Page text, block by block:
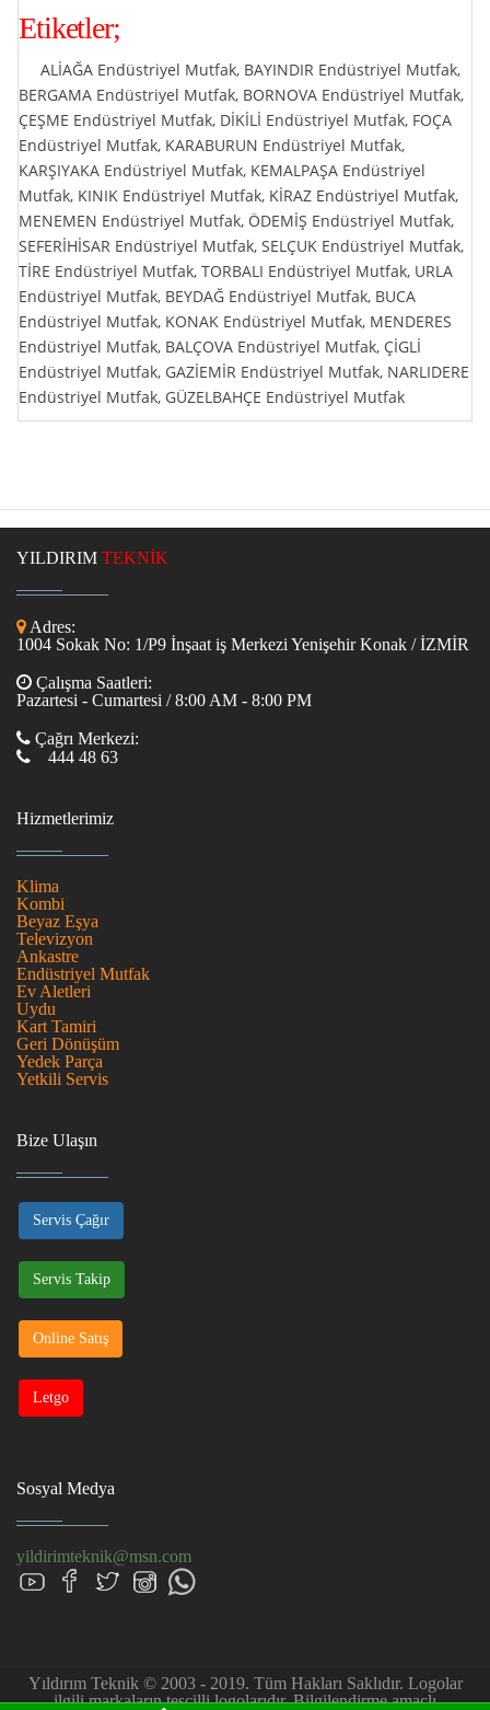
Etiketler;
ALİAĞA Endüstriyel Mutfak, BAYINDIR Endüstriyel Mutfak,
BERGAMA Endüstriyel Mutfak, BORNOVA Endüstriyel Mutfak,
ÇEŞME Endüstriyel Mutfak, DİKİLİ Endüstriyel Mutfak, FOÇA
Endüstriyel Mutfak, KARABURUN Endüstriyel Mutfak,
KARŞIYAKA Endüstriyel Mutfak, KEMALPAŞA Endüstriyel
Mutfak, KINIK Endüstriyel Mutfak, KİRAZ Endüstriyel Mutfak,
MENEMEN Endüstriyel Mutfak, ÖDEMİŞ Endüstriyel Mutfak,
SEFERİHİSAR Endüstriyel Mutfak, SELÇUK Endüstriyel Mutfak,
TİRE Endüstriyel Mutfak, TORBALI Endüstriyel Mutfak, URLA
Endüstriyel Mutfak, BEYDAĞ Endüstriyel Mutfak, BUCA
Endüstriyel Mutfak, KONAK Endüstriyel Mutfak, MENDERES
Endüstriyel Mutfak, BALÇOVA Endüstriyel Mutfak, ÇİGLİ
Endüstriyel Mutfak, GAZİEMİR Endüstriyel Mutfak, NARLIDERE
Endüstriyel Mutfak, GÜZELBAHÇE Endüstriyel Mutfak
YILDIRIM TEKNİK
Adres:
1004 Sokak No: 1/P9 İnşaat iş Merkezi Yenişehir Konak / İZMİR
Çalışma Saatleri:
Pazartesi - Cumartesi / 8:00 AM - 8:00 PM
Çağrı Merkezi:
444 48 63
Hizmetlerimiz
Klima
Kombi
Beyaz Eşya
Televizyon
Ankastre
Endüstriyel Mutfak
Ev Aletleri
Uydu
Kart Tamiri
Geri Dönüşüm
Yedek Parça
Yetkili Servis
Bize Ulaşın
Servis Çağır
Servis Takip
Online Satış
Letgo
Sosyal Medya
yildirimteknik@msn.com
Yıldırım Teknik © 2003 - 2019. Tüm Hakları Saklıdır. Logolar
ilgili markaların tescilli logolarıdır. Bilgilendirme amaçlı